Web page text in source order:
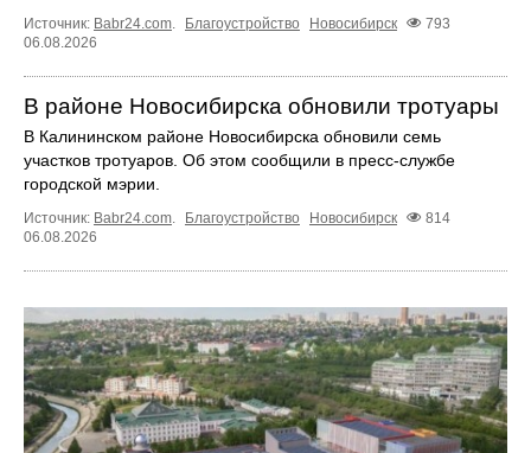
Источник: Babr24.com Благоустройство Новосибирск
793
06.08.2026
В районе Новосибирска обновили тротуары
В Калининском районе Новосибирска обновили семь
участков тротуаров. Об этом сообщили в пресс-службе
городской мэрии.
Источник: Babr24.com Благоустройство Новосибирск
814
06.08.2026